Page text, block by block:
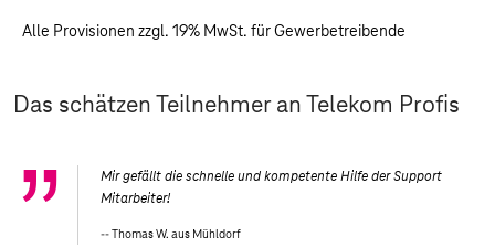
Alle Provisionen zzgl. 19% MwSt. für Gewerbetreibende
Das schätzen Teilnehmer an Telekom Profis
Mir gefällt die schnelle und kompetente Hilfe der Support
Mitarbeiter!
Thomas W. aus Mühldorf